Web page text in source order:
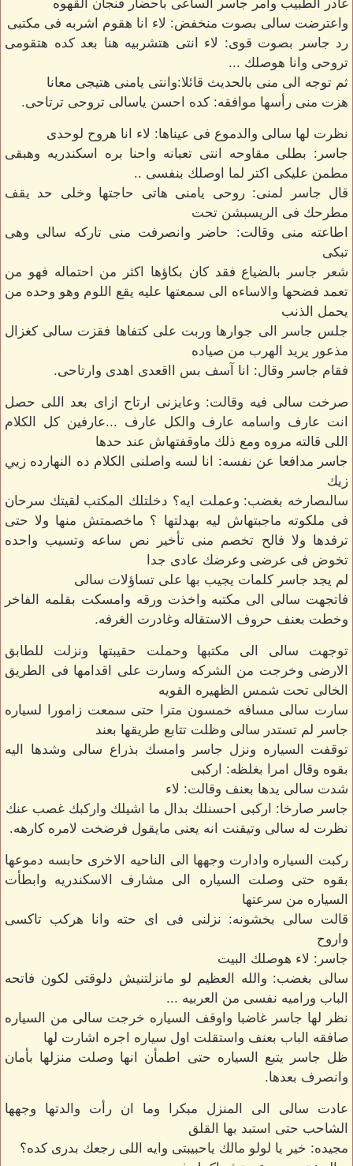
غادر الطبيب وامر جاسر الساعى باحضار فنجان القهوه
واعترضت سالى بصوت منخفض: لاء انا هقوم اشربه فى مكتبى
رد جاسر بصوت قوى: لاء انتى هتشربيه هنا بعد كده هتقومى
تروحى وانا هوصلك ...
ثم توجه الى منى بالحديث قائلا:وانتى يامنى هتيجى معانا
هزت منى رأسها موافقه: كده احسن ياسالى تروحى ترتاحى.
نظرت لها سالى والدموع فى عيناها: لاء انا هروح لوحدى
جاسر: بطلى مقاوحه انتى تعبانه واحنا بره اسكندريه وهبقى
مطمن عليكى اكتر لما اوصلك بنفسى ..
قال جاسر لمنى: روحى يامنى هاتى حاجتها وخلى حد يقف
مطرحك فى الريسبشن تحت
اطاعته منى وقالت: حاضر وانصرفت منى تاركه سالى وهى
تبكى
شعر جاسر بالضياع فقد كان بكاؤها اكثر من احتماله فهو من
تعمد فضحها والاساءه الى سمعتها عليه يقع اللوم وهو وحده من
يحمل الذنب
جلس جاسر الى جوارها وربت على كتفاها فقزت سالى كغزال
مذعور يريد الهرب من صياده
فقام جاسر وقال: انا آسف بس ااقعدى اهدى وارتاحى.
صرخت سالى فيه وقالت: وعايزنى ارتاح ازاى بعد اللى حصل
انت عارف واسامه عارف والكل عارف ...عارفين كل الكلام
اللى قالته مروه ومع ذلك ماوقفتهاش عند حدها
جاسر مدافعا عن نفسه: انا لسه واصلنى الكلام ده النهارده زيي
زيك
سالىصارخه بغضب: وعملت ايه؟ دخلتلك المكتب لقيتك سرحان
فى ملكوته ماجبتهاش ليه بهدلتها ؟ ماخصمتش منها ولا حتى
ترفدها ولا فالح تخصم منى تأخير نص ساعه وتسيب واحده
تخوض فى عرضى وعرضك عادى جدا
لم يجد جاسر كلمات يجيب بها على تساؤلات سالى
فاتجهت سالى الى مكتبه واخذت ورقه وامسكت بقلمه الفاخر
وخطت بعنف حروف الاستقاله وغادرت الغرفه.
توجهت سالى الى مكتبها وحملت حقيبتها ونزلت للطابق
الارضى وخرجت من الشركه وسارت على اقدامها فى الطريق
الخالى تحت شمس الظهيره القويه
سارت سالى مسافه خمسون مترا حتى سمعت زامورا لسياره
جاسر لم تستدر سالى وظلت تتابع طريقها بعند
توقفت السياره ونزل جاسر وامسك بذراع سالى وشدها اليه
بقوه وقال امرا بغلظه: اركبى
شدت سالى يدها بعنف وقالت: لاء
جاسر صارخا: اركبى احسنلك بدال ما اشيلك واركبك غصب عنك
نظرت له سالى وتيقنت انه يعنى مايقول فرضخت لامره كارهه.
ركبت السياره وادارت وجهها الى الناحيه الاخرى حابسه دموعها
بقوه حتى وصلت السياره الى مشارف الاسكندريه وابطأت
السياره من سرعتها
قالت سالى بخشونه: نزلنى فى اى حته وانا هركب تاكسى
واروح
جاسر: لاء هوصلك البيت
سالى بغضب: والله العظيم لو مانزلتنيش دلوقتى لكون فاتحه
الباب وراميه نفسى من العربيه ...
نظر لها جاسر غاضبا واوقف السياره خرجت سالى من السياره
صافقه الباب بعنف واستقلت اول سياره اجره اشارت لها
ظل جاسر يتبع السياره حتى اطمأن انها وصلت منزلها بأمان
وانصرف بعدها.
عادت سالى الى المنزل مبكرا وما ان رأت والدتها وجهها
الشاحب حتى استبد بها القلق
مجيده: خير يا لولو مالك ياحبيبتى وايه اللى رجعك بدرى كده؟